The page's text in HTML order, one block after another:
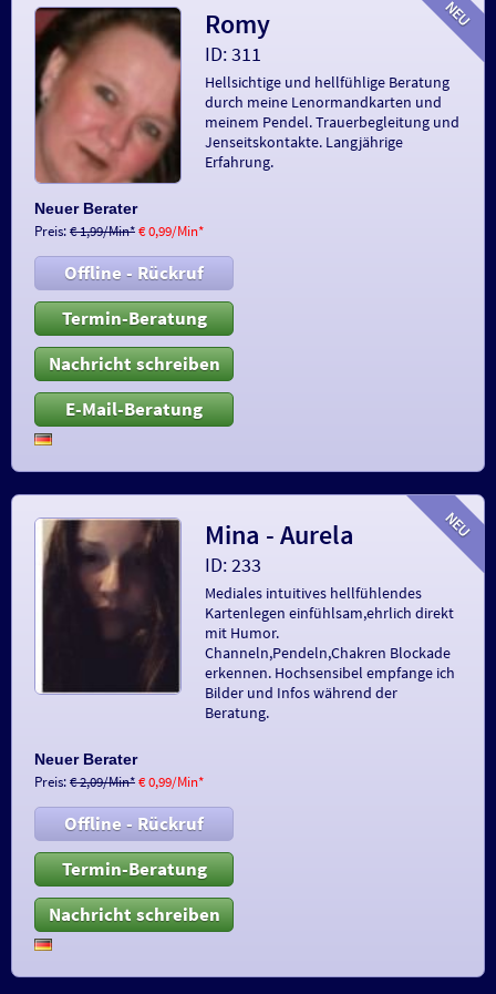
Romy
ID: 311
Hellsichtige und hellfühlige Beratung
durch meine Lenormandkarten und
meinem Pendel. Trauerbegleitung und
Jenseitskontakte. Langjährige
Erfahrung.
Neuer Berater
Preis:€ 1,99/Min*€ 0,99/Min*
Offline - Rückruf
Termin-Beratung
Nachricht schreiben
E-Mail-Beratung
Mina - Aurela
ID: 233
Mediales intuitives hellfühlendes
Kartenlegen einfühlsam,ehrlich direkt
mit Humor.
Channeln,Pendeln,Chakren Blockade
erkennen. Hochsensibel empfange ich
Bilder und Infos während der
Beratung.
Neuer Berater
Preis:€ 2,09/Min*€ 0,99/Min*
Offline - Rückruf
Termin-Beratung
Nachricht schreiben